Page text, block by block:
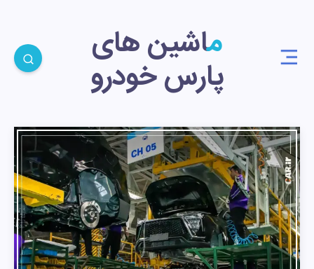
ماشین های
پارس خودرو